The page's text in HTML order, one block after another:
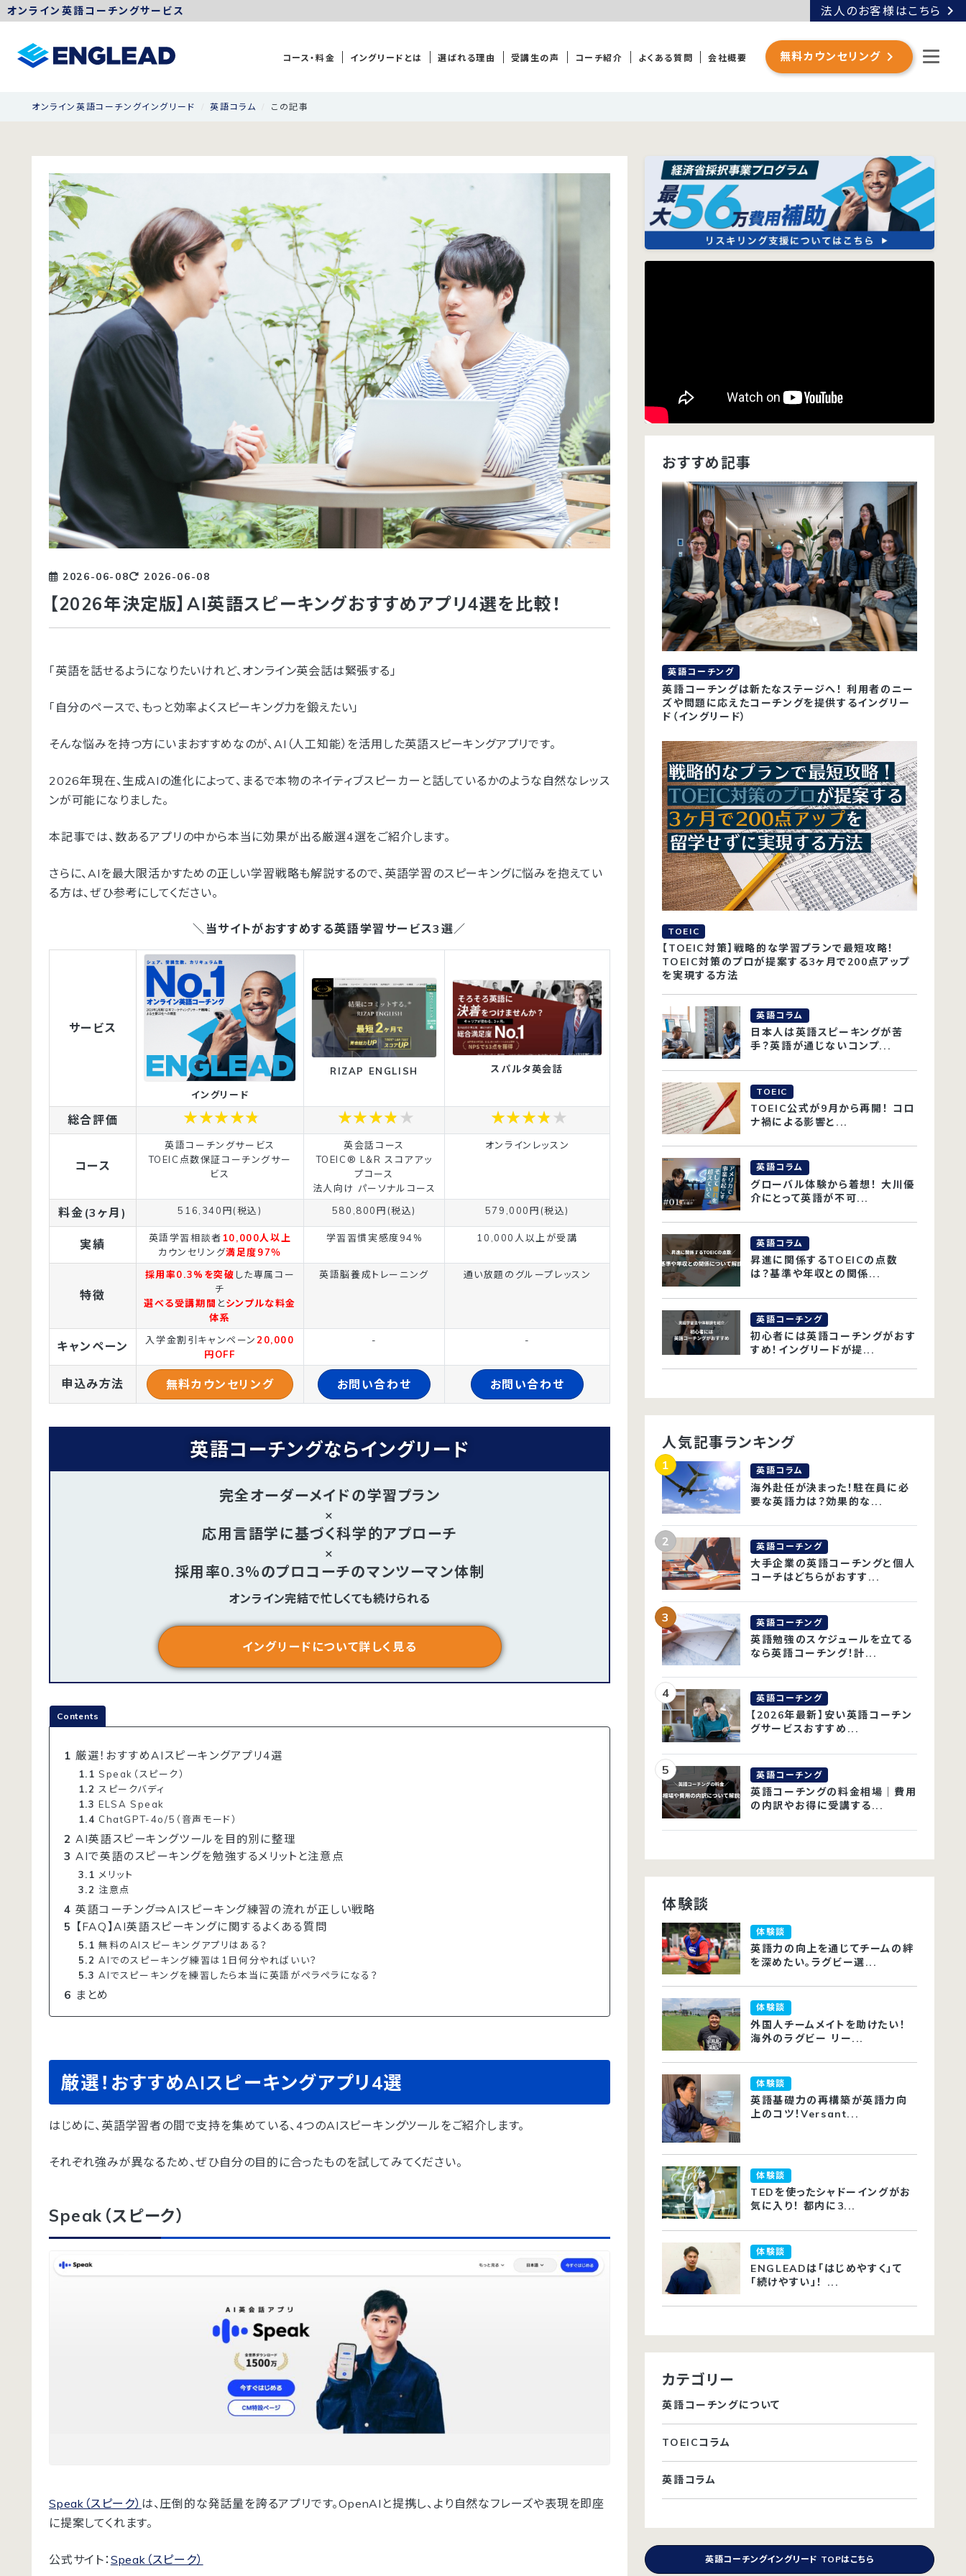
オンライン英語コーチングサービス 法人のお客様はこちら chevron_right
コース・料金 イングリードとは 選ばれる理由 受講生の声 コーチ紹介 よくある質問 会社概要 無料カウンセリング chevron_right
オンライン英語コーチングイングリード 英語コラム この記事
2026-06-08 2026-06-08
【2026年決定版】AI英語スピーキングおすすめアプリ4選を比較！
「英語を話せるようになりたいけれど、オンライン英会話は緊張する」
「自分のペースで、もっと効率よくスピーキング力を鍛えたい」
そんな悩みを持つ方にいまおすすめなのが、AI（人工知能）を活用した英語スピーキングアプリです。
2026年現在、生成AIの進化によって、まるで本物のネイティブスピーカーと話しているかのような自然なレッス
ンが可能になりました。
本記事では、数あるアプリの中から本当に効果が出る厳選4選をご紹介します。
さらに、AIを最大限活かすための正しい学習戦略も解説するので、英語学習のスピーキングに悩みを抱えてい
る方は、ぜひ参考にしてください。
＼当サイトがおすすめする英語学習サービス3選／
サービス
イングリード
RIZAP ENGLISH スパルタ英会話
総合評価
コース
英語コーチングサービス
TOEIC点数保証コーチングサー
ビス
英会話コース
TOEIC® L&R スコアアッ
プコース
法人向け パーソナルコース
オンラインレッスン
料金(3ヶ月) 516,340円(税込) 580,800円(税込) 579,000円(税込)
実績 英語学習相談者 10,000人以上
カウンセリング満足度97％
学習習慣実感度94% 10,000人以上が受講
特徴
採用率0.3%を突破 した専属コー
チ
選べる受講期間 とシンプルな料金
体系
英語脳養成トレーニング 通い放題のグループレッスン
キャンペーン 入学金割引キャンペーン20,000
円OFF
- -
申込み方法 無料カウンセリング お問い合わせ お問い合わせ
英語コーチングならイングリード
完全オーダーメイドの学習プラン
×
応用言語学に基づく科学的アプローチ
×
採用率0.3％のプロコーチのマンツーマン体制
オンライン完結で忙しくても続けられる
イングリードについて詳しく見る
Contents
1 厳選！おすすめAIスピーキングアプリ4選
1.1 Speak（スピーク）
1.2 スピークバディ
1.3 ELSA Speak
1.4 ChatGPT-4o/5（音声モード）
2 AI英語スピーキングツールを目的別に整理
3 AIで英語のスピーキングを勉強するメリットと注意点
3.1 メリット
3.2 注意点
4 英語コーチング⇒AIスピーキング練習の流れが正しい戦略
5
【FAQ】AI英語スピーキングに関するよくある質問
5.1 無料のAIスピーキングアプリはある？
5.2 AIでのスピーキング練習は1日何分やればいい？
5.3 AIでスピーキングを練習したら本当に英語がペラペラになる？
6 まとめ
厳選！おすすめAIスピーキングアプリ4選
はじめに、英語学習者の間で支持を集めている、4つのAIスピーキングツールをご紹介します。
それぞれ強みが異なるため、ぜひ自分の目的に合ったものを試してみてください。
Speak（スピーク）
Speak（スピーク） は、圧倒的な発話量を誇るアプリです。OpenAIと提携し、より自然なフレーズや表現を即座
に提案してくれます。
公式サイト： Speak（スピーク）
おすすめ記事
英語コーチング
英語コーチングは新たなステージへ！ 利用者のニー
ズや問題に応えたコーチングを提供するイングリー
ド（イングリード）
TOEIC
【TOEIC対策】戦略的な学習プランで最短攻略！
TOEIC対策のプロが提案する3ヶ月で200点アップ
を実現する方法
英語コラム
日本人は英語スピーキングが苦
手？英語が通じないコンプ...
TOEIC
TOEIC公式が9月から再開！ コロ
ナ禍による影響と...
英語コラム
グローバル体験から着想！ 大川優
介にとって英語が不可...
英語コラム
昇進に関係するTOEICの点数
は？基準や年収との関係...
英語コーチング
初心者には英語コーチングがおす
すめ！イングリードが提...
人気記事ランキング
英語コラム
海外赴任が決まった！駐在員に必
要な英語力は？効果的な...
英語コーチング
大手企業の英語コーチングと個人
コーチはどちらがおすす...
英語コーチング
英語勉強のスケジュールを立てる
なら英語コーチング！計...
英語コーチング
【2026年最新】安い英語コーチン
グサービスおすすめ...
英語コーチング
英語コーチングの料金相場｜費用
の内訳やお得に受講する...
体験談
体験談
英語力の向上を通じてチームの絆
を深めたい。ラグビー選...
体験談
外国人チームメイトを助けたい！
海外のラグビー リー...
体験談
英語基礎力の再構築が英語力向
上のコツ！Versant...
体験談
TEDを使ったシャドーイングがお
気に入り！ 都内に3...
体験談
ENGLEADは「はじめやすく」て
「続けやすい」！ ...
カテゴリー
英語コーチングについて
TOEICコラム
英語コラム
英語コーチングイングリード TOPはこちら